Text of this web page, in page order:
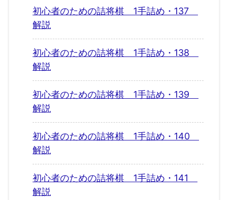
初心者のための詰将棋 1手詰め・137
解説
初心者のための詰将棋 1手詰め・138
解説
初心者のための詰将棋 1手詰め・139
解説
初心者のための詰将棋 1手詰め・140
解説
初心者のための詰将棋 1手詰め・141
解説